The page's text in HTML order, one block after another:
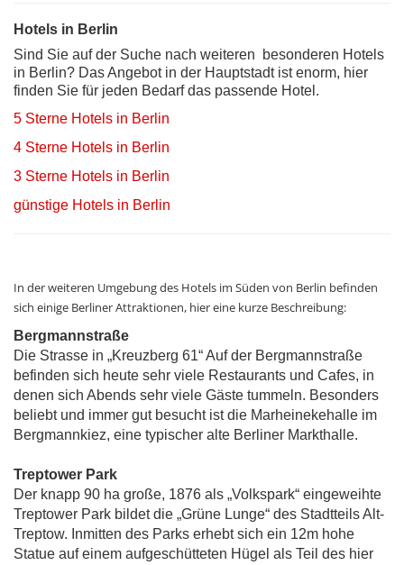
Hotels in Berlin
Sind Sie auf der Suche nach weiteren besonderen Hotels
in Berlin? Das Angebot in der Hauptstadt ist enorm, hier
finden Sie für jeden Bedarf das passende Hotel.
5 Sterne Hotels in Berlin
4 Sterne Hotels in Berlin
3 Sterne Hotels in Berlin
günstige Hotels in Berlin
In der weiteren Umgebung des Hotels im Süden von Berlin befinden
sich einige Berliner Attraktionen, hier eine kurze Beschreibung:
Bergmannstraße
Die Strasse in „Kreuzberg 61“ Auf der Bergmannstraße
befinden sich heute sehr viele Restaurants und Cafes, in
denen sich Abends sehr viele Gäste tummeln. Besonders
beliebt und immer gut besucht ist die Marheinekehalle im
Bergmannkiez, eine typischer alte Berliner Markthalle.
Treptower Park
Der knapp 90 ha große, 1876 als „Volkspark“ eingeweihte
Treptower Park bildet die „Grüne Lunge“ des Stadtteils Alt-
Treptow. Inmitten des Parks erhebt sich ein 12m hohe
Statue auf einem aufgeschütteten Hügel als Teil des hier